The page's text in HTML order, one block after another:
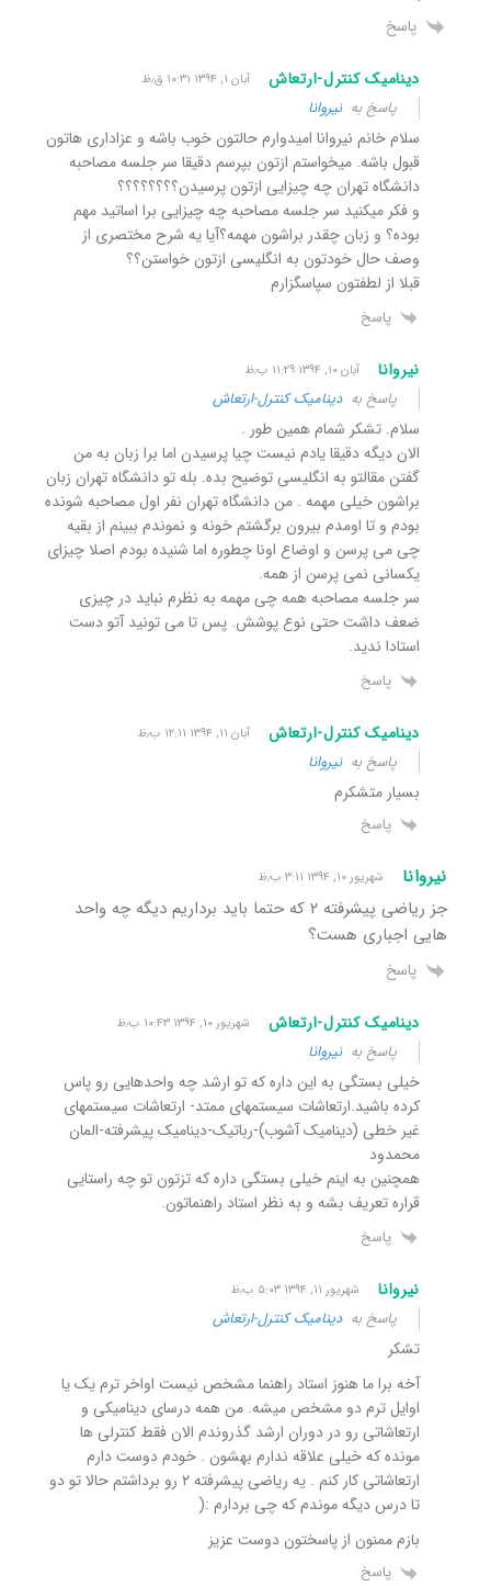
پاسخ
دینامیک کنترل-ارتعاش آبان ۱, ۱۳۹۴ ۱۰:۳۱ ق٫ظ
پاسخ بهنیروانا
سلام خانم نیروانا امیدوارم حالتون خوب باشه و عزاداری هاتون
قبول باشه. میخواستم ازتون بپرسم دقیقا سر جلسه مصاحبه
دانشگاه تهران چه چیزایی ازتون پرسیدن؟؟؟؟؟؟؟؟
و فکر میکنید سر جلسه مصاحبه چه چیزایی برا اساتید مهم
بوده؟ و زبان چقدر براشون مهمه؟آیا یه شرح مختصری از
وصف حال خودتون به انگلیسی ازتون خواستن؟؟
قبلا از لطفتون سپاسگزارم
پاسخ
نیروانا آبان ۱۰, ۱۳۹۴ ۱۱:۲۹ ب٫ظ
پاسخ بهدینامیک کنترل-ارتعاش
سلام. تشکر شمام همین طور .
الان دیگه دقیقا یادم نیست چیا پرسیدن اما برا زبان به من
گفتن مقالتو به انگلیسی توضیح بده. بله تو دانشگاه تهران زبان
براشون خیلی مهمه . من دانشگاه تهران نفر اول مصاحبه شونده
بودم و تا اومدم بیرون برگشتم خونه و نموندم ببینم از بقیه
چی می پرسن و اوضاع اونا چطوره اما شنیده بودم اصلا چیزای
یکسانی نمی پرسن از همه.
سر جلسه مصاحبه همه چی مهمه به نظرم نباید در چیزی
ضعف داشت حتی نوع پوشش. پس تا می تونید آتو دست
استادا ندید.
پاسخ
دینامیک کنترل-ارتعاش آبان ۱۱, ۱۳۹۴ ۱۲:۱۱ ب٫ظ
پاسخ بهنیروانا
بسیار متشکرم
پاسخ
نیروانا شهریور ۱۰, ۱۳۹۴ ۳:۱۱ ب٫ظ
جز ریاضی پیشرفته ۲ که حتما باید برداریم دیگه چه واحد
هایی اجباری هست؟
پاسخ
دینامیک کنترل-ارتعاش شهریور ۱۰, ۱۳۹۴ ۱۰:۴۳ ب٫ظ
پاسخ بهنیروانا
خیلی بستگی به این داره که تو ارشد چه واحدهایی رو پاس
کرده باشید.ارتعاشات سیستمهای ممتد- ارتعاشات سیستمهای
غیر خطی (دینامیک آشوب)-رباتیک-دینامیک پیشرفته-المان
محمدود
همچنین به اینم خیلی بستگی داره که تزتون تو چه راستایی
قراره تعریف بشه و به نظر استاد راهنماتون.
پاسخ
نیروانا شهریور ۱۱, ۱۳۹۴ ۵:۰۳ ب٫ظ
پاسخ بهدینامیک کنترل-ارتعاش
تشکر
آخه برا ما هنوز استاد راهنما مشخص نیست اواخر ترم یک یا
اوایل ترم دو مشخص میشه. من همه درسای دینامیکی و
ارتعاشاتی رو در دوران ارشد گذروندم الان فقط کنترلی ها
مونده که خیلی علاقه ندارم بهشون . خودم دوست دارم
ارتعاشاتی کار کنم . یه ریاضی پیشرفته ۲ رو برداشتم حالا تو دو
تا درس دیگه موندم که چی بردارم :(
بازم ممنون از پاسختون دوست عزیز
پاسخ